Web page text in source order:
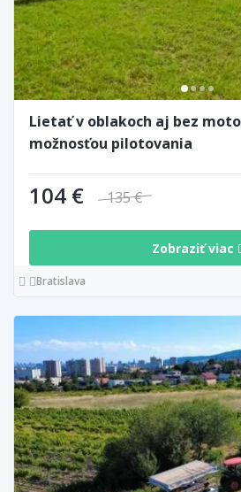
Lietať v oblakoch aj bez
možnosťou pilotovania
104 € 135 €
Zobraziť viac
Bratislava